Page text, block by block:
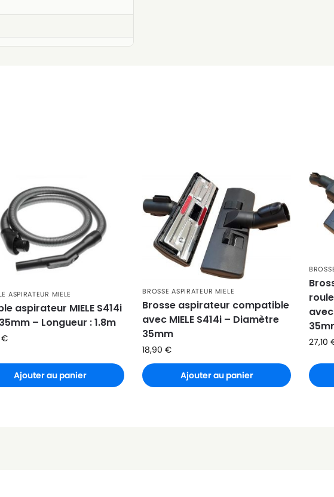
ASPIRATEUR MIELE
aspirateur MIELE S414i
– Longueur : 1.8m
€
Ajouter au panier
BROSSE ASPIRATEUR MIELE
Brosse aspirateur compatible
avec MIELE S414i – Diamètre
35mm
18,90€
Ajouter au panier
avec
27,10